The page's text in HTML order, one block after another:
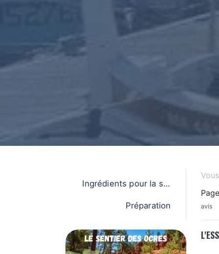
Ingrédients pour la sou
Préparation
avis